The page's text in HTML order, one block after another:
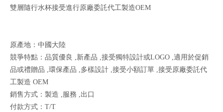
雙層隨行水杯接受進行原廠委託代工製造OEM
原產地：中國大陸
競爭特點：品質優良 ,新產品 ,接受獨特設計或LOGO ,適用於促銷
品或禮贈品 ,環保產品 ,多樣設計 ,接受小額訂單 ,接受原廠委託代
工製造 OEM
銷售方式：製造 ,服務 ,出口
付款方式：T/T